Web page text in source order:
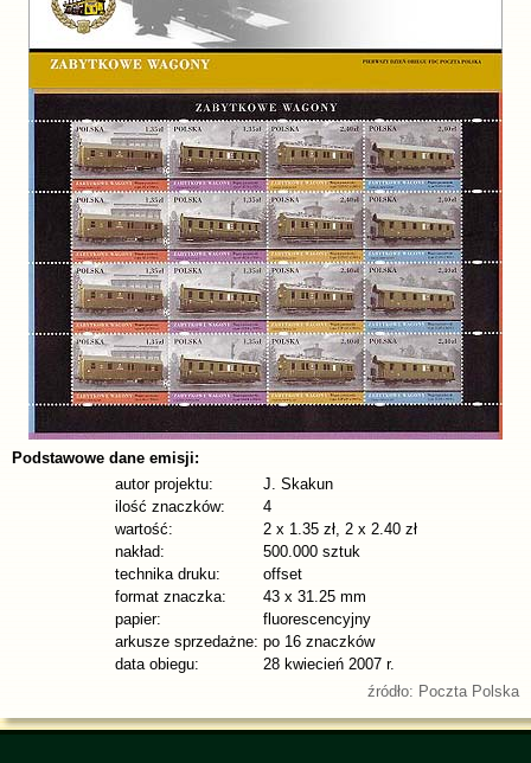
Podstawowe dane emisji:
autor projektu:
J. Skakun
ilość znaczków:
4
wartość:
2 x 1.35 zł, 2 x 2.40 zł
nakład:
500.000 sztuk
technika druku:
offset
format znaczka:
43 x 31.25 mm
papier:
fluorescencyjny
arkusze sprzedażne: po 16 znaczków
data obiegu:
28 kwiecień 2007 r.
źródło: Poczta Polska